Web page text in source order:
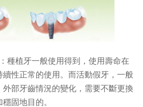
種植牙一般使用得到，使用壽命在
續性正常的使用。而活動假牙，一般
部牙齒情況的變化，需要不斷更換
固地目的。